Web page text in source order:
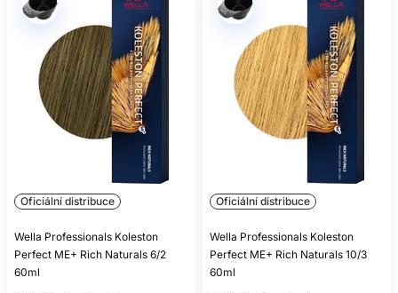
Oficiální distribuce
Wella Professionals Koleston
Perfect ME+ Rich Naturals 6/2
60ml
Oficiální distribuce
Wella Professionals Koleston
Perfect ME+ Rich Naturals 10/3
60ml